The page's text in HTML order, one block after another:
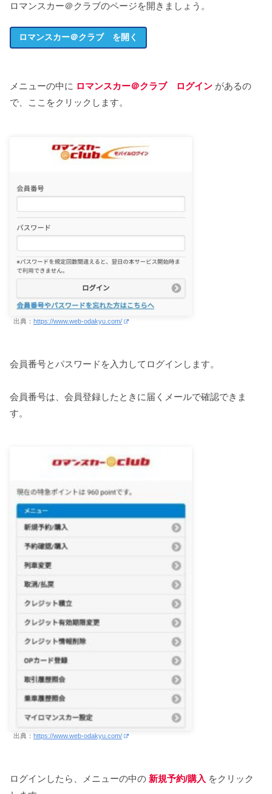
ロマンスカー＠クラブのページを開きましょう。
ロマンスカー＠クラブ を開く
メニューの中に ロマンスカー＠クラブ ログイン があるの
で、ここをクリックします。
出典： https://www.web-odakyu.com/
会員番号とパスワードを入力してログインします。
会員番号は、会員登録したときに届くメールで確認できま
す。
出典： https://www.web-odakyu.com/
ログインしたら、メニューの中の 新規予約/購入 をクリック